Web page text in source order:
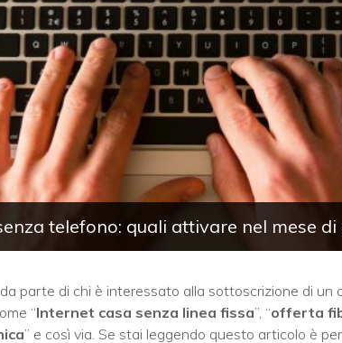
telefono: quali attivare nel mese
parte di chi è interessato alla sottoscrizione di
“Internet casa senza linea fissa”, “offerta
” e così via. Se stai leggendo questo articolo è